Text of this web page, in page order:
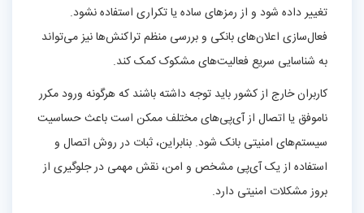
تغییر داده شود و از رمزهای ساده یا تکراری استفاده نشود.
فعال‌سازی اعلان‌های بانکی و بررسی منظم تراکنش‌ها نیز می‌تواند
به شناسایی سریع فعالیت‌های مشکوک کمک کند.
کاربران خارج از کشور باید توجه داشته باشند که هرگونه ورود مکرر
ناموفق یا اتصال از آی‌پی‌های مختلف ممکن است باعث حساسیت
سیستم‌های امنیتی بانک شود. بنابراین، ثبات در روش اتصال و
استفاده از یک آی‌پی مشخص و امن، نقش مهمی در جلوگیری از
بروز مشکلات امنیتی دارد.